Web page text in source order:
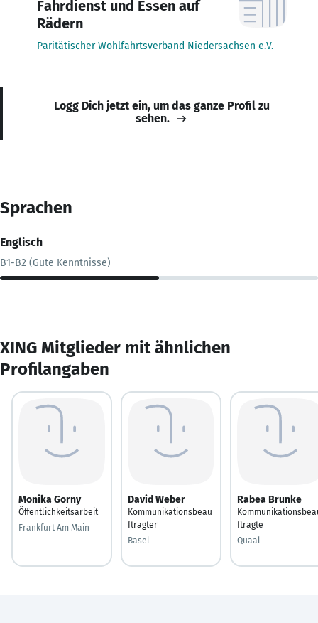
Fahrdienst und Essen auf
Rädern
Paritätischer Wohlfahrtsverband Niedersachsen e.V.
Logg Dich jetzt ein, um das ganze Profil zu
sehen.
Sprachen
Englisch
B1-B2 (Gute Kenntnisse)
XING Mitglieder mit ähnlichen
Profilangaben
Monika Gorny
Öffentlichkeitsarbeit
Frankfurt Am Main
David Weber
Kommunikationsbeau
ftragter
Basel
Rabea Brunke
ftragte
Quaal